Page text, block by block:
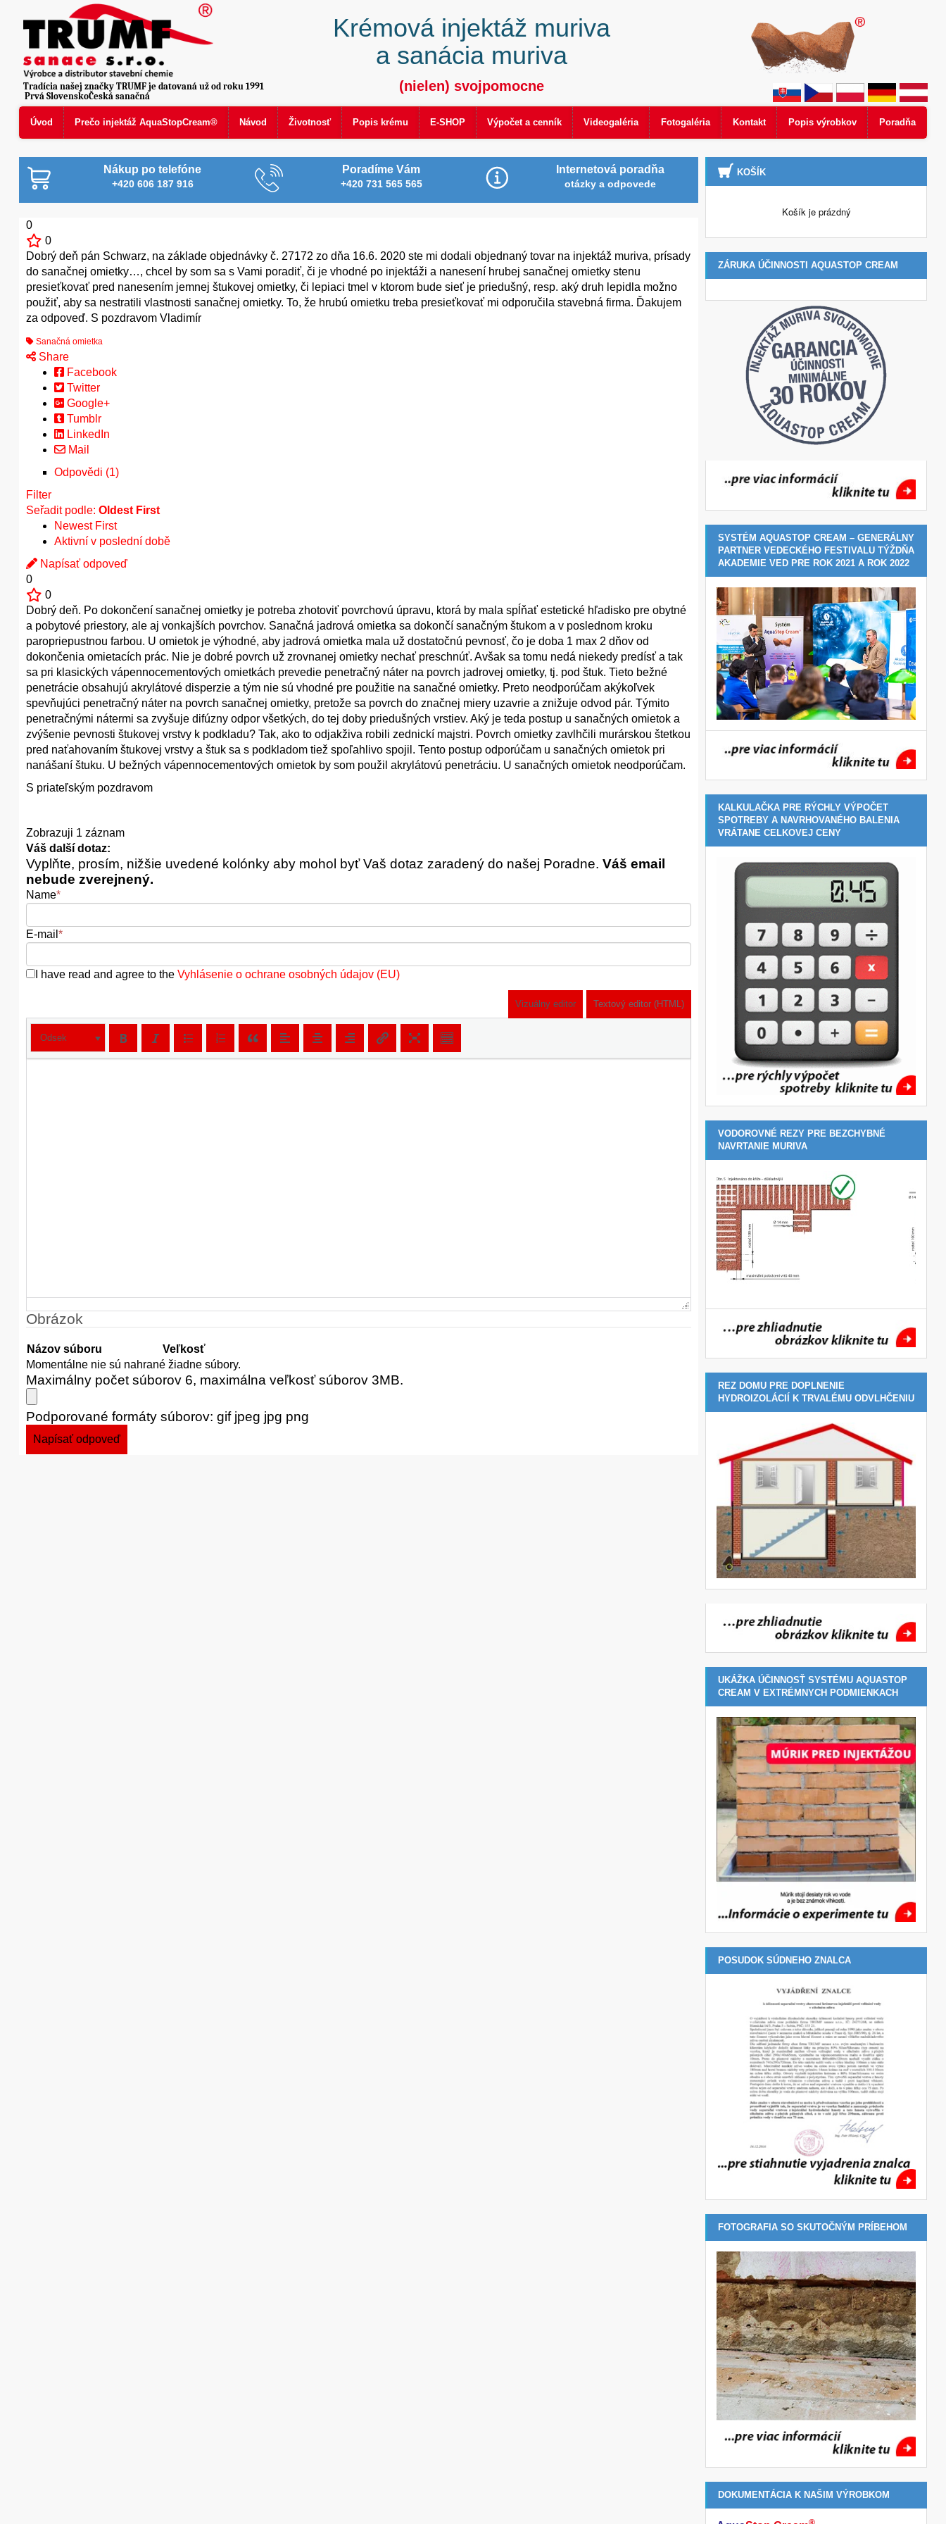
Úvod Prečo injektáž AquaStopCream® Návod Životnosť Popis krému E-SHOP Výpočet a cenník Videogaléria Fotogaléria Kontakt Popis výrobkov Poradňa
Prvá SlovenskoČeská sanačná
Krémová injektáž muriva
a sanácia muriva
(nielen) svojpomocne
Tradícia našej značky TRUMF je datovaná už od roku 1991
Nákup po telefóne
+420 606 187 916
Poradíme Vám
+420 731 565 565
Internetová poradňa
otázky a odpovede
0
0
Dobrý deň pán Schwarz, na základe objednávky č. 27172 zo dňa 16.6. 2020 ste mi dodali objednaný tovar na injektáž muriva, prísady
do sanačnej omietky…, chcel by som sa s Vami poradiť, či je vhodné po injektáži a nanesení hrubej sanačnej omietky stenu
presieťkovať pred nanesením jemnej štukovej omietky, či lepiaci tmel v ktorom bude sieť je priedušný, resp. aký druh lepidla možno
použiť, aby sa nestratili vlastnosti sanačnej omietky. To, že hrubú omietku treba presieťkovať mi odporučila stavebná firma. Ďakujem
za odpoveď. S pozdravom Vladimír
Sanačná omietka
Share
Facebook
Twitter
Google+
Tumblr
LinkedIn
Mail
Odpovědi (1)
Filter
Seřadit podle: Oldest First
Newest First
Aktivní v poslední době
Napísať odpoveď
0
0
Dobrý deň. Po dokončení sanačnej omietky je potreba zhotoviť povrchovú úpravu, ktorá by mala spĺňať estetické hľadisko pre obytné
a pobytové priestory, ale aj vonkajších povrchov. Sanačná jadrová omietka sa dokončí sanačným štukom a v poslednom kroku
paropriepustnou farbou. U omietok je výhodné, aby jadrová omietka mala už dostatočnú pevnosť, čo je doba 1 max 2 dňov od
dokončenia omietacích prác. Nie je dobré povrch už zrovnanej omietky nechať preschnúť. Avšak sa tomu nedá niekedy predísť a tak
sa pri klasických vápennocementových omietkách prevedie penetračný náter na povrch jadrovej omietky, tj. pod štuk. Tieto bežné
penetrácie obsahujú akrylátové disperzie a tým nie sú vhodné pre použitie na sanačné omietky. Preto neodporúčam akýkoľvek
spevňujúci penetračný náter na povrch sanačnej omietky, pretože sa povrch do značnej miery uzavrie a znižuje odvod pár. Týmito
penetračnými nátermi sa zvyšuje difúzny odpor všetkých, do tej doby priedušných vrstiev. Aký je teda postup u sanačných omietok a
zvýšenie pevnosti štukovej vrstvy k podkladu? Tak, ako to odjakživa robili zednickí majstri. Povrch omietky zavlhčili murárskou štetkou
pred naťahovaním štukovej vrstvy a štuk sa s podkladom tiež spoľahlivo spojil. Tento postup odporúčam u sanačných omietok pri
nanášaní štuku. U bežných vápennocementových omietok by som použil akrylátovú penetráciu. U sanačných omietok neodporúčam.
S priateľským pozdravom
Zobrazuji 1 záznam
Váš další dotaz:
Vyplňte, prosím, nižšie uvedené kolónky aby mohol byť Vaš dotaz zaradený do našej Poradne. Váš email
nebude zverejnený.
Name*
E-mail *
I have read and agree to the Vyhlásenie o ochrane osobných údajov (EU)
Vizuálny editor Textový editor (HTML)
Odsek
Obrázok
Názov súboru
Veľkosť
Momentálne nie sú nahrané žiadne súbory.
Maximálny počet súborov 6, maximálna veľkosť súborov 3MB.
Podporované formáty súborov: gif jpeg jpg png
KOŠÍK
Košík je prázdný
ZÁRUKA ÚČINNOSTI AQUASTOP CREAM
SYSTÉM AQUASTOP CREAM – GENERÁLNY
PARTNER VEDECKÉHO FESTIVALU TÝŽDŇA
AKADEMIE VED PRE ROK 2021 A ROK 2022
KALKULAČKA PRE RÝCHLY VÝPOČET
SPOTREBY A NAVRHOVANÉHO BALENIA
VRÁTANE CELKOVEJ CENY
VODOROVNÉ REZY PRE BEZCHYBNÉ
NAVRTANIE MURIVA
REZ DOMU PRE DOPLNENIE
HYDROIZOLÁCIÍ K TRVALÉMU ODVLHČENIU
UKÁŽKA ÚČINNOSŤ SYSTÉMU AQUASTOP
CREAM V EXTRÉMNYCH PODMIENKACH
POSUDOK SÚDNEHO ZNALCA
FOTOGRAFIA SO SKUTOČNÝM PRÍBEHOM
DOKUMENTÁCIA K NAŠIM VÝROBKOM